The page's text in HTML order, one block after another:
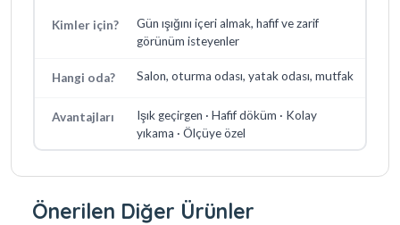
Kimler için?
Gün ışığını içeri almak, hafif ve zarif
görünüm isteyenler
Hangi oda? Salon, oturma odası, yatak odası, mutfak
Avantajları
Işık geçirgen · Hafif döküm · Kolay
yıkama · Ölçüye özel
Önerilen Diğer Ürünler